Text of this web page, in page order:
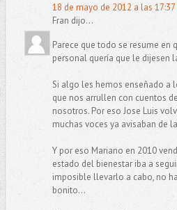
18 de mayo de 2012 a las 17:37
Fran dijo...
Parece que todo se resume en
personal quería que le dijesen
Si algo les hemos enseñado a
que nos arrullen con cuentos
nosotros. Por eso Jose Luis
muchas voces ya avisaban de
Y por eso Mariano en 2010
estado del bienestar iba a
imposible llevarlo a cabo, no
bonito...